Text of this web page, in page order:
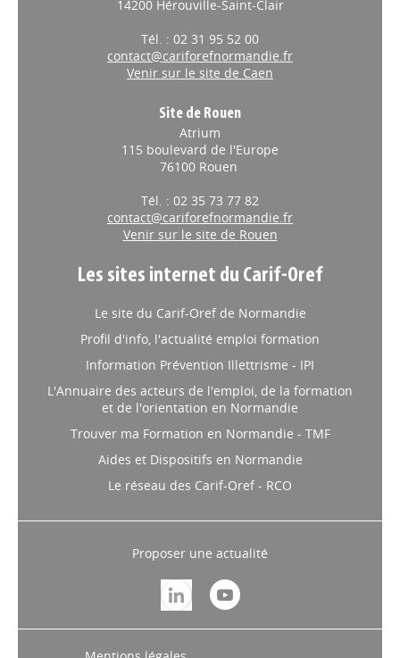
14200 Hérouville-Saint-Clair
Tél. : 02 31 95 52 00
contact@cariforefnormandie.fr
Venir sur le site de Caen
Site de Rouen
Atrium
115 boulevard de l'Europe
76100 Rouen
Tél. : 02 35 73 77 82
contact@cariforefnormandie.fr
Venir sur le site de Rouen
Les sites internet du Carif-Oref
Le site du Carif-Oref de Normandie
Profil d'info, l'actualité emploi formation
Information Prévention Illettrisme - IPI
L'Annuaire des acteurs de l'emploi, de la formation
et de l'orientation en Normandie
Trouver ma Formation en Normandie - TMF
Aides et Dispositifs en Normandie
Le réseau des Carif-Oref - RCO
Proposer une actualité